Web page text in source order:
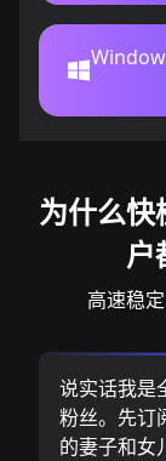
为什么快
户
高速稳
说实话我是
粉丝。先订
的妻子和女